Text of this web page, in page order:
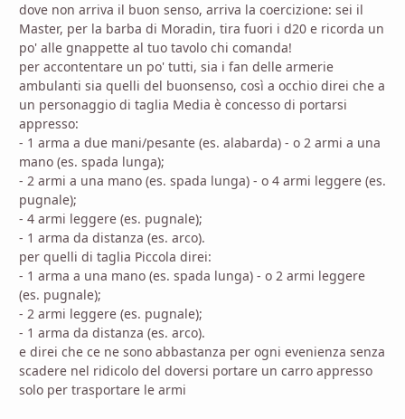
dove non arriva il buon senso, arriva la coercizione: sei il
Master, per la barba di Moradin, tira fuori i d20 e ricorda un
po' alle gnappette al tuo tavolo chi comanda!
per accontentare un po' tutti, sia i fan delle armerie
ambulanti sia quelli del buonsenso, così a occhio direi che a
un personaggio di taglia Media è concesso di portarsi
appresso:
- 1 arma a due mani/pesante (es. alabarda) - o 2 armi a una
mano (es. spada lunga);
- 2 armi a una mano (es. spada lunga) - o 4 armi leggere (es.
pugnale);
- 4 armi leggere (es. pugnale);
- 1 arma da distanza (es. arco).
per quelli di taglia Piccola direi:
- 1 arma a una mano (es. spada lunga) - o 2 armi leggere
(es. pugnale);
- 2 armi leggere (es. pugnale);
- 1 arma da distanza (es. arco).
e direi che ce ne sono abbastanza per ogni evenienza senza
scadere nel ridicolo del doversi portare un carro appresso
solo per trasportare le armi